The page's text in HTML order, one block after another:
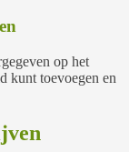
op het
kunt toevoegen en